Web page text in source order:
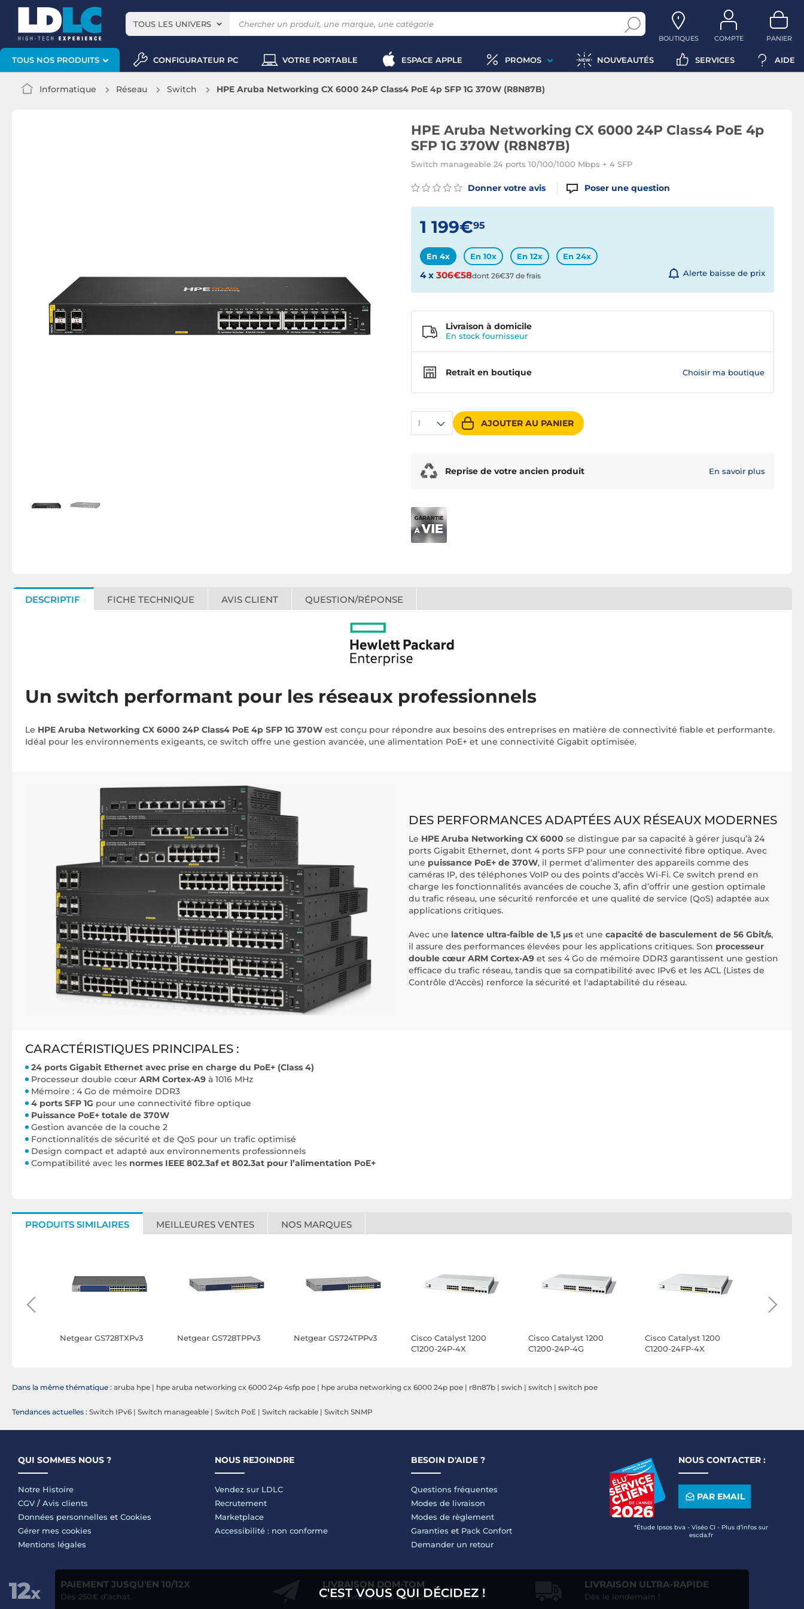
TOUS LES UNIVERS
BOUTIQUES COMPTE PANIER
TOUS NOS PRODUITS CONFIGURATEUR PC VOTRE PORTABLE ESPACE APPLE PROMOS NOUVEAUTÉS SERVICES AIDE
Informatique Réseau Switch HPE Aruba Networking CX 6000 24P Class4 PoE 4p SFP 1G 370W (R8N87B)
HPE Aruba Networking CX 6000 24P Class4 PoE 4p
SFP 1G 370W (R8N87B)
Switch manageable 24 ports 10/100/1000 Mbps + 4 SFP
Donner votre avis Poser une question
1 199€95
En 4x En 10x En 12x En 24x
4 x 306€58dont 26€37 de frais Alerte baisse de prix
1 AJOUTER AU PANIER
Livraison à domicile
En stock fournisseur
Retrait en boutique Choisir ma boutique
Reprise de votre ancien produit En savoir plus
DESCRIPTIF FICHE TECHNIQUE AVIS CLIENT QUESTION/RÉPONSE
Un switch performant pour les réseaux professionnels
Le HPE Aruba Networking CX 6000 24P Class4 PoE 4p SFP 1G 370W est conçu pour répondre aux besoins des entreprises en matière de connectivité fiable et performante.
Idéal pour les environnements exigeants, ce switch offre une gestion avancée, une alimentation PoE+ et une connectivité Gigabit optimisée.
DES PERFORMANCES ADAPTÉES AUX RÉSEAUX MODERNES
Le HPE Aruba Networking CX 6000 se distingue par sa capacité à gérer jusqu’à 24
ports Gigabit Ethernet, dont 4 ports SFP pour une connectivité fibre optique. Avec
une puissance PoE+ de 370W, il permet d’alimenter des appareils comme des
caméras IP, des téléphones VoIP ou des points d’accès Wi-Fi. Ce switch prend en
charge les fonctionnalités avancées de couche 3, afin d’offrir une gestion optimale
du trafic réseau, une sécurité renforcée et une qualité de service (QoS) adaptée aux
applications critiques.
Avec une latence ultra-faible de 1,5 μs et une capacité de basculement de 56 Gbit/s,
il assure des performances élevées pour les applications critiques. Son processeur
double cœur ARM Cortex-A9 et ses 4 Go de mémoire DDR3 garantissent une gestion
efficace du trafic réseau, tandis que sa compatibilité avec IPv6 et les ACL (Listes de
Contrôle d'Accès) renforce la sécurité et l'adaptabilité du réseau.
CARACTÉRISTIQUES PRINCIPALES :
24 ports Gigabit Ethernet avec prise en charge du PoE+ (Class 4)
Processeur double cœur ARM Cortex-A9 à 1016 MHz
Mémoire : 4 Go de mémoire DDR3
4 ports SFP 1G pour une connectivité fibre optique
Puissance PoE+ totale de 370W
Gestion avancée de la couche 2
Fonctionnalités de sécurité et de QoS pour un trafic optimisé
Design compact et adapté aux environnements professionnels
Compatibilité avec les normes IEEE 802.3af et 802.3at pour l’alimentation PoE+
PRODUITS SIMILAIRES MEILLEURES VENTES NOS MARQUES
Netgear GS728TXPv3 Netgear GS728TPPv3 Netgear GS724TPPv3
Cisco Catalyst 1200
C1200-24P-4X
Cisco Catalyst 1200
C1200-24P-4G
Cisco Catalyst 1200
C1200-24FP-4X
Dans la même thématique : aruba hpe | hpe aruba networking cx 6000 24p 4sfp poe | hpe aruba networking cx 6000 24p poe | r8n87b | swich | switch | switch poe
Tendances actuelles : Switch IPv6 | Switch manageable | Switch PoE | Switch rackable | Switch SNMP
QUI SOMMES NOUS ?
Notre Histoire
CGV / Avis clients
Données personnelles et Cookies
Gérer mes cookies
Mentions légales
NOUS REJOINDRE
Vendez sur LDLC
Recrutement
Marketplace
Accessibilité : non conforme
BESOIN D'AIDE ?
Questions fréquentes
Modes de livraison
Modes de règlement
Garanties et Pack Confort
Demander un retour
NOUS CONTACTER :
PAR EMAIL
*Étude Ipsos bva - Viséo CI - Plus d’infos sur
escda.fr
PAIEMENT JUSQU'EN 10/12X
Dès 250€ d'achat.
LIVRAISON DOM-TOM
Nous livrons dans les DOM-TOM en HT !
LIVRAISON ULTRA-RAPIDE
Dès le lendemain !
C'EST VOUS QUI DÉCIDEZ !